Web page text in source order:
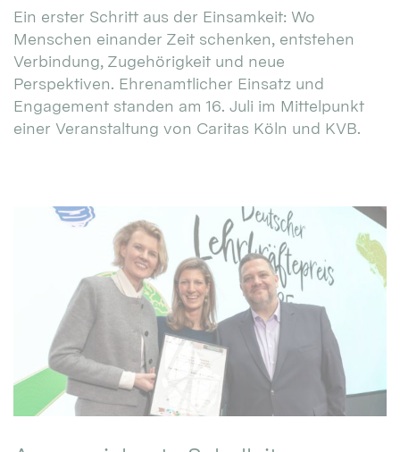
Ein erster Schritt aus der Einsamkeit: Wo
Menschen einander Zeit schenken, entstehen
Verbindung, Zugehörigkeit und neue
Perspektiven. Ehrenamtlicher Einsatz und
Engagement standen am 16. Juli im Mittelpunkt
einer Veranstaltung von Caritas Köln und KVB.